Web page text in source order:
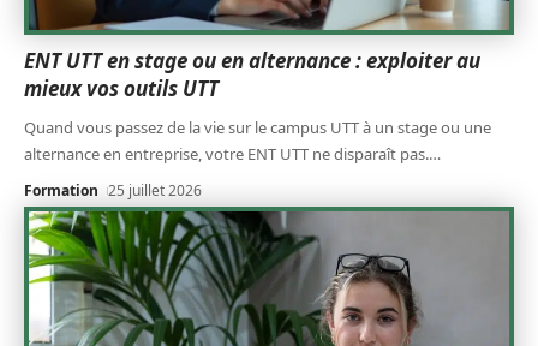
ENT UTT en stage ou en alternance : exploiter au
mieux vos outils UTT
Quand vous passez de la vie sur le campus UTT à un stage ou une
alternance en entreprise, votre ENT UTT ne disparaît pas.…
Formation 25 juillet 2026